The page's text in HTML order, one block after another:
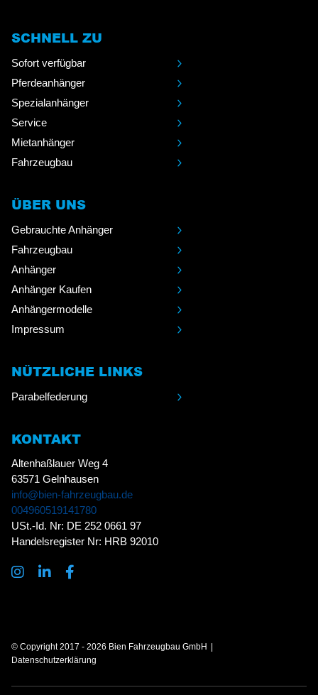
SCHNELL ZU
Sofort verfügbar
Pferdeanhänger
Spezialanhänger
Service
Mietanhänger
Fahrzeugbau
ÜBER UNS
Gebrauchte Anhänger
Fahrzeugbau
Anhänger
Anhänger Kaufen
Anhängermodelle
Impressum
NÜTZLICHE LINKS
Parabelfederung
KONTAKT
Altenhaßlauer Weg 4
63571 Gelnhausen
info@bien-fahrzeugbau.de
004960519141780
USt.-Id. Nr: DE 252 0661 97
Handelsregister Nr: HRB 92010
© Copyright 2017 - 2026 Bien Fahrzeugbau GmbH
Datenschutzerklärung